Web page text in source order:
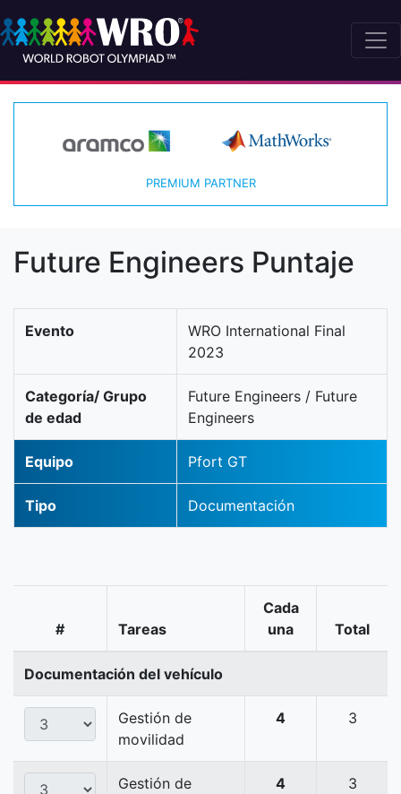
PREMIUM PARTNER
Future Engineers Puntaje
Evento
WRO International Final
2023
Categoría/ Grupo
de edad
Future Engineers / Future
Engineers
Equipo Pfort GT
Tipo Documentación
# Tareas
Cada
una
Total
Documentación del vehículo
Gestión de
movilidad
4 3
Gestión de
4 3